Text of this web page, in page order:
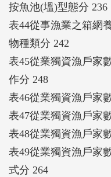
按魚池(塭)型態分 236
表44從事漁業之箱網
物種類分 242
表45從業獨資漁戶家
作分 248
表46從業獨資漁戶家
表47從業獨資漁戶家
表48從業獨資漁戶家
表49從業獨資漁戶家
式分 264